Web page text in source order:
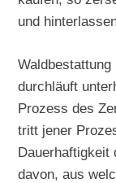
und
durchläuft
Prozess des
tritt jener
Dauerhaftigkeit
davon, aus